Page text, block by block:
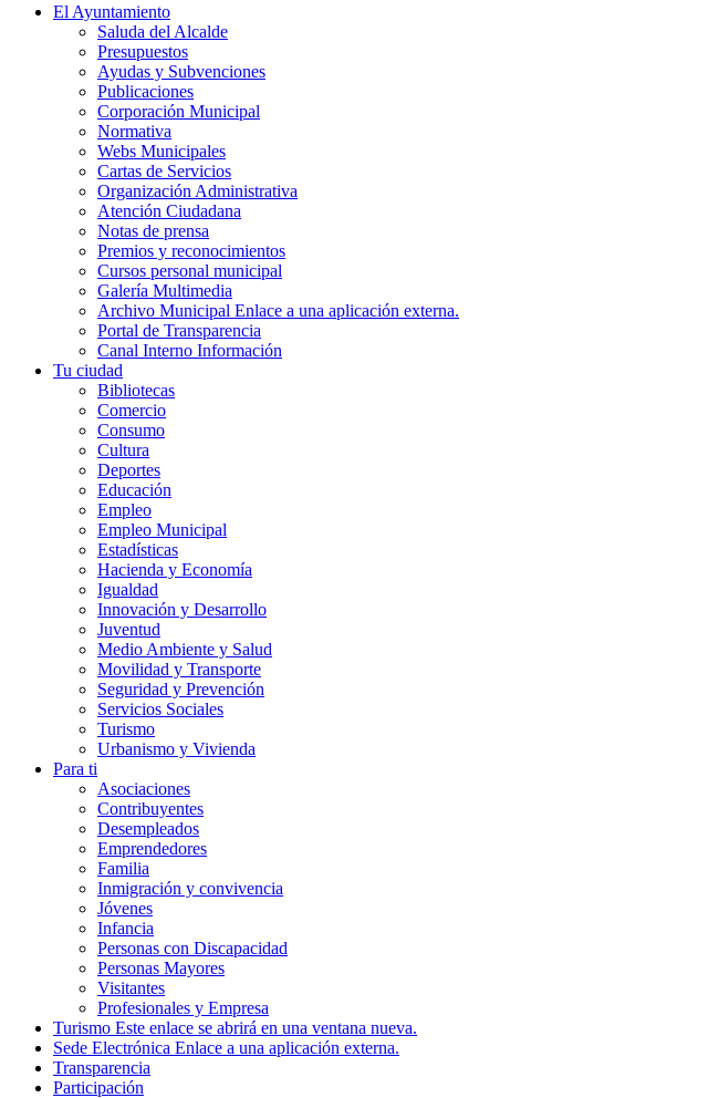
El Ayuntamiento
Saluda del Alcalde
Presupuestos
Ayudas y Subvenciones
Publicaciones
Corporación Municipal
Normativa
Webs Municipales
Cartas de Servicios
Organización Administrativa
Atención Ciudadana
Notas de prensa
Premios y reconocimientos
Cursos personal municipal
Galería Multimedia
Archivo Municipal Enlace a una aplicación externa.
Portal de Transparencia
Canal Interno Información
Tu ciudad
Bibliotecas
Comercio
Consumo
Cultura
Deportes
Educación
Empleo
Empleo Municipal
Estadísticas
Hacienda y Economía
Igualdad
Innovación y Desarrollo
Juventud
Medio Ambiente y Salud
Movilidad y Transporte
Seguridad y Prevención
Servicios Sociales
Turismo
Urbanismo y Vivienda
Para ti
Asociaciones
Contribuyentes
Desempleados
Emprendedores
Familia
Inmigración y convivencia
Jóvenes
Infancia
Personas con Discapacidad
Personas Mayores
Visitantes
Profesionales y Empresa
Turismo Este enlace se abrirá en una ventana nueva.
Sede Electrónica Enlace a una aplicación externa.
Transparencia
Participación